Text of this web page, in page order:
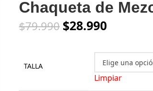
Chaqueta de
$79.990 $28.990
TALLA
Limpiar